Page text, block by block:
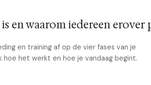
en waarom iedereen erover
en training af op de vier fases van je
het werkt en hoe je vandaag begint.